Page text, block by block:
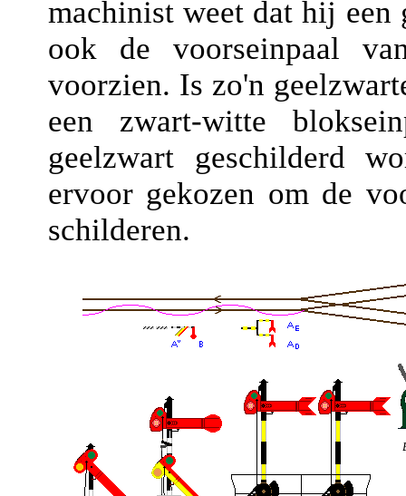
machinist weet dat hij een
ook de voorseinpaal
voorzien. Is zo'n
een zwart-witte
geelzwart geschilderd
ervoor gekozen om de
schilderen.